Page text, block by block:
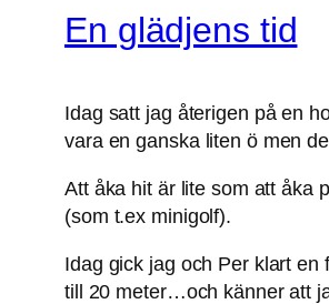
En glädjens tid
Idag satt jag återigen på en
vara en ganska liten ö men
Att åka hit är lite som att åka
(som t.ex minigolf).
Idag gick jag och Per klart en
till 20 meter…och känner att